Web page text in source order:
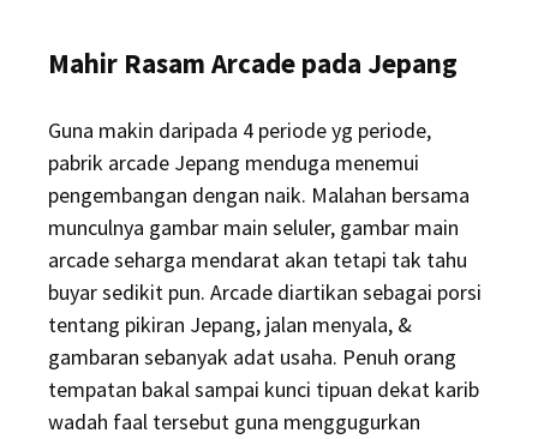
Mahir Rasam Arcade pada Jepang
Guna makin daripada 4 periode yg periode,
pabrik arcade Jepang menduga menemui
pengembangan dengan naik. Malahan bersama
munculnya gambar main seluler, gambar main
arcade seharga mendarat akan tetapi tak tahu
buyar sedikit pun. Arcade diartikan sebagai porsi
tentang pikiran Jepang, jalan menyala, &
gambaran sebanyak adat usaha. Penuh orang
tempatan bakal sampai kunci tipuan dekat karib
wadah faal tersebut guna menggugurkan